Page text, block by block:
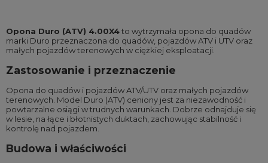
Opona Duro (ATV) 4.00X4to wytrzymała opona do quadów
marki Duro przeznaczona do quadów, pojazdów ATV i UTV oraz
małych pojazdów terenowych w ciężkiej eksploatacji.
Zastosowanie i przeznaczenie
Opona do quadów i pojazdów ATV/UTV oraz małych pojazdów
terenowych. Model Duro (ATV) ceniony jest za niezawodność i
powtarzalne osiągi w trudnych warunkach. Dobrze odnajduje się
w lesie, na łące i błotnistych duktach, zachowując stabilność i
kontrolę nad pojazdem.
Budowa i właściwości